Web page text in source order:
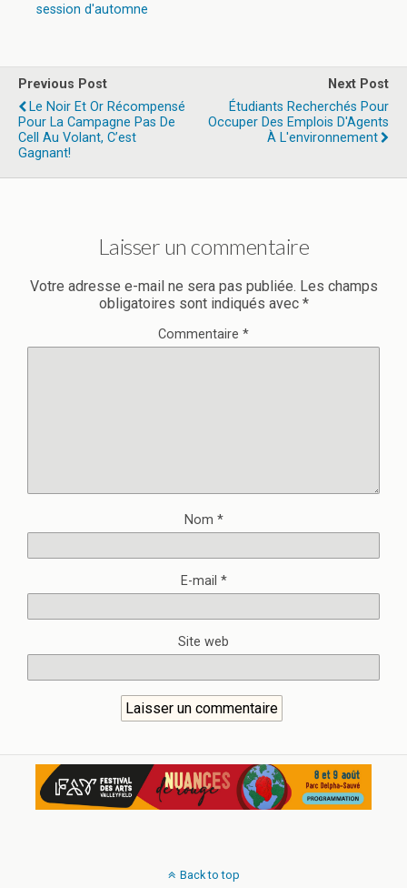
session d'automne
Previous Post
Le Noir Et Or Récompensé
Pour La Campagne Pas De
Cell Au Volant, C’est
Gagnant!
Next Post
Étudiants Recherchés Pour
Occuper Des Emplois D'Agents
À L'environnement
Laisser un commentaire
Votre adresse e-mail ne sera pas publiée. Les champs
obligatoires sont indiqués avec *
Commentaire *
Nom *
E-mail *
Site web
Back to top